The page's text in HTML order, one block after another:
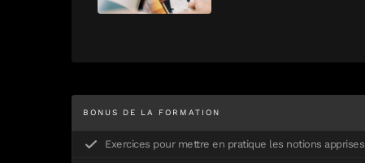
BONUS DE LA FORMATION
Exercices pour mettre en pratique les notions apprises